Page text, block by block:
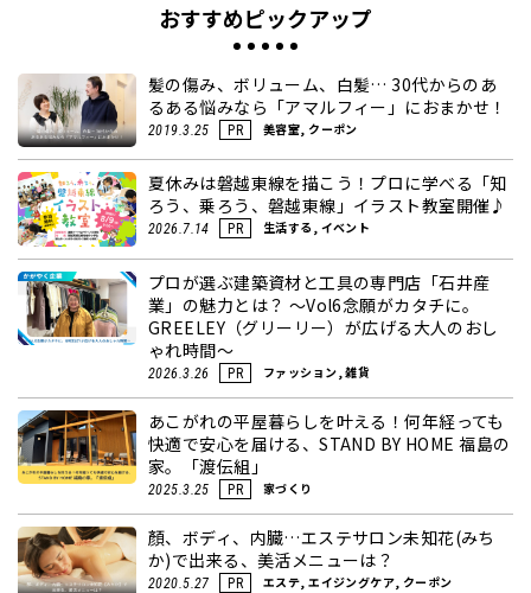
おすすめピックアップ
髪の傷み、ボリューム、白髪… 30代からのあ
るある悩みなら「アマルフィー」におまかせ！
2019.3.25 PR 美容室, クーポン
夏休みは磐越東線を描こう！プロに学べる「知
ろう、乗ろう、磐越東線」イラスト教室開催♪
2026.7.14 PR 生活する, イベント
プロが選ぶ建築資材と工具の専門店「石井産
業」の魅力とは？ ～Vol6念願がカタチに。
GREELEY（グリーリー）が広げる大人のおし
ゃれ時間～
2026.3.26 PR ファッション, 雑貨
あこがれの平屋暮らしを叶える！何年経っても
快適で安心を届ける、STAND BY HOME 福島の
家。「渡伝組」
2025.3.25 PR 家づくり
顏、ボディ、内臓…エステサロン未知花(みち
か)で出来る、美活メニューは？
2020.5.27 PR エステ, エイジングケア, クーポン